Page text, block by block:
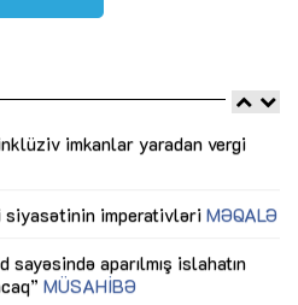
imkanlar yaradan vergi
siyasətinin imperativləri MƏQALƏ
aparılmış islahatın
MÜSAHİBƏ